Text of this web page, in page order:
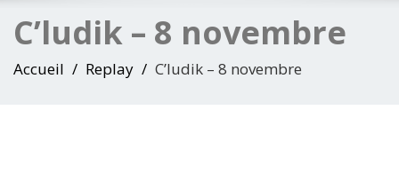
C’ludik – 8 novembre
Accueil Replay C’ludik – 8 novembre